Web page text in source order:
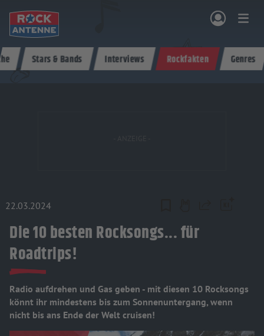
& PROGRAMM AKTIONEN & KONZERTE MUSIK ROCKCOMMUNITY SHOPPEN
Stars & Bands Interviews Rockfakten Genres
22.03.2024
Die 10 besten Rocksongs... für
Roadtrips!
Radio aufdrehen und Gas geben - mit diesen 10 Rocksongs
könnt ihr mindestens bis zum Sonnenuntergang, wenn
nicht bis ans Ende der Welt cruisen!